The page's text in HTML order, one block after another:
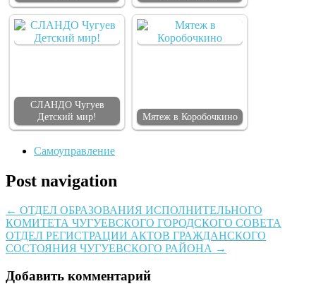
СЛАНДО Чугуев
Детский мир!
Мятеж в Коробочкино
Самоуправление
Post navigation
← ОТДЕЛ ОБРАЗОВАНИЯ ИСПОЛНИТЕЛЬНОГО
КОМИТЕТА ЧУГУЕВСКОГО ГОРОДСКОГО СОВЕТА
ОТДЕЛ РЕГИСТРАЦИИ АКТОВ ГРАЖДАНСКОГО
СОСТОЯНИЯ ЧУГУЕВСКОГО РАЙОНА →
Добавить комментарий